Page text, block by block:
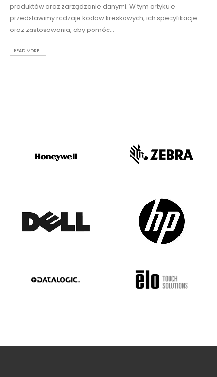
produktów oraz zarządzanie danymi. W tym artykule
przedstawimy rodzaje kodów kreskowych, ich specyfikacje
oraz zastosowania, aby pomóc...
READ MORE...